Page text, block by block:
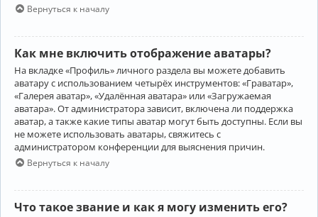
Вернуться к началу
Как мне включить отображение аватары?
На вкладке «Профиль» личного раздела вы можете добавить
аватару с использованием четырёх инструментов: «Граватар»,
«Галерея аватар», «Удалённая аватара» или «Загружаемая
аватара». От администратора зависит, включена ли поддержка
аватар, а также какие типы аватар могут быть доступны. Если вы
не можете использовать аватары, свяжитесь с
администратором конференции для выяснения причин.
Вернуться к началу
Что такое звание и как я могу изменить его?